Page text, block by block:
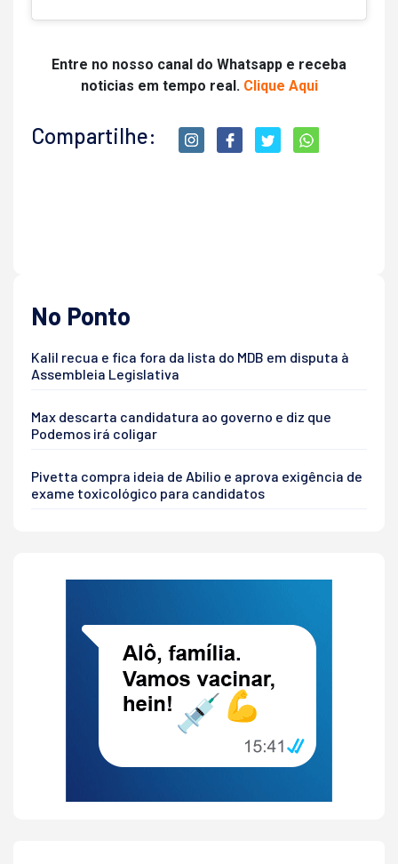
Entre no nosso canal do Whatsapp e receba
noticias em tempo real. Clique Aqui
Compartilhe:
No Ponto
Kalil recua e fica fora da lista do MDB em disputa à
Assembleia Legislativa
Max descarta candidatura ao governo e diz que
Podemos irá coligar
Pivetta compra ideia de Abilio e aprova exigência de
exame toxicológico para candidatos